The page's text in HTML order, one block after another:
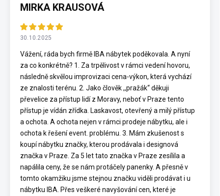
MIRKA KRAUSOVÁ
30.10.2025
Vážení, ráda bych firmě IBA nábytek poděkovala. A nyní
za co konkrétně? 1. Za trpělivost v rámci vedení hovoru,
následně skvělou improvizaci cena-výkon, která vychází
ze znalosti terénu. 2. Jako člověk ,,pražák“ děkuji
převelice za přístup lidí z Moravy, neboť v Praze tento
přístup je vídán zřídka. Laskavost, otevřený a milý přístup
a ochota. A ochota nejen v rámci prodeje nábytku, ale i
ochota k řešení event. problému. 3. Mám zkušenost s
koupí nábytku značky, kterou prodávala i designová
značka v Praze. Za 5 let tato značka v Praze zesílila a
napálila ceny, že se nám protáčely panenky. A přesně v
tomto okamžiku jsme stejnou značku viděli prodávat i u
nábytku IBA. Přes veškeré navyšování cen, které je